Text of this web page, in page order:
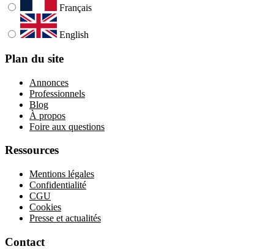
Français
English
Plan du site
Annonces
Professionnels
Blog
À propos
Foire aux questions
Ressources
Mentions légales
Confidentialité
CGU
Cookies
Presse et actualités
Contact